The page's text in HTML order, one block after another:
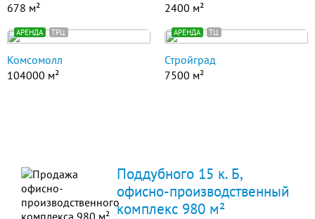
678 м²
2400 м²
АРЕНДА ТРЦ
Комсомолл
104000 м²
АРЕНДА ТЦ
Стройград
7500 м²
Поддубного 15 к. Б,
офисно-производственный
комплекс 980 м²